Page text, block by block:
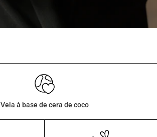
Vela à base de cera de coco